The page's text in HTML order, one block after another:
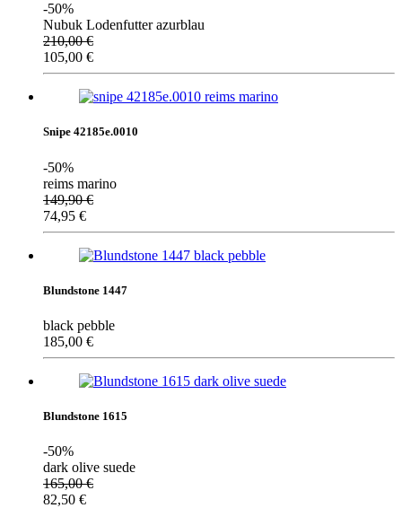
-50%
Nubuk Lodenfutter azurblau
210,00€
105,00 €
Snipe 42185e.0010
-50%
reims marino
149,90€
74,95 €
Blundstone 1447
black pebble
185,00 €
Blundstone 1615
-50%
dark olive suede
165,00€
82,50 €